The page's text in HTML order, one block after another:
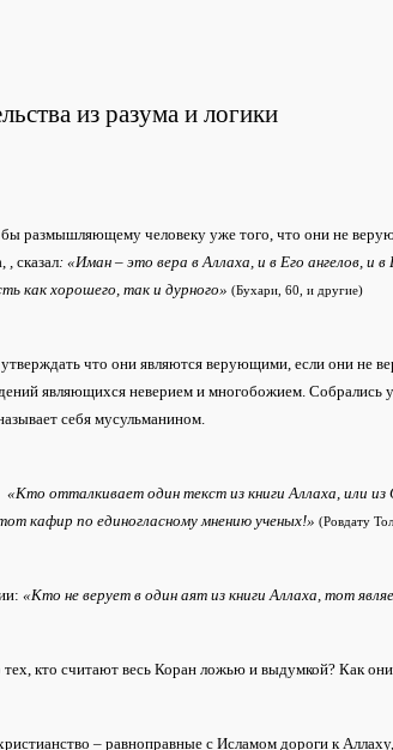
из разума и логики
размышляющему человеку уже того, что они не
сказал: «Иман – это вера в Аллаха, и в Его ангелов, и
как хорошего, так и дурного» (Бухари, 60, и другие)
что они являются верующими, если они не
являющихся неверием и многобожием. Собрались
себя мусульманином.
«Кто отталкивает один текст из книги Аллаха, или
кафир по единогласному мнению ученых!» (Ровдату
«Кто не верует в один аят из книги Аллаха, тот
тех, кто считают весь Коран ложью и выдумкой? Как
– равноправные с Исламом дороги к